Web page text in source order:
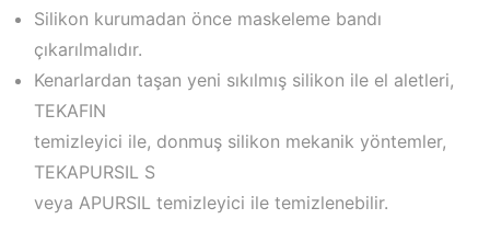
Silikon kurumadan önce maskeleme bandı
çıkarılmalıdır.
Kenarlardan taşan yeni sıkılmış silikon ile el aletleri,
TEKAFIN
temizleyici ile, donmuş silikon mekanik yöntemler,
TEKAPURSIL S
veya APURSIL temizleyici ile temizlenebilir.